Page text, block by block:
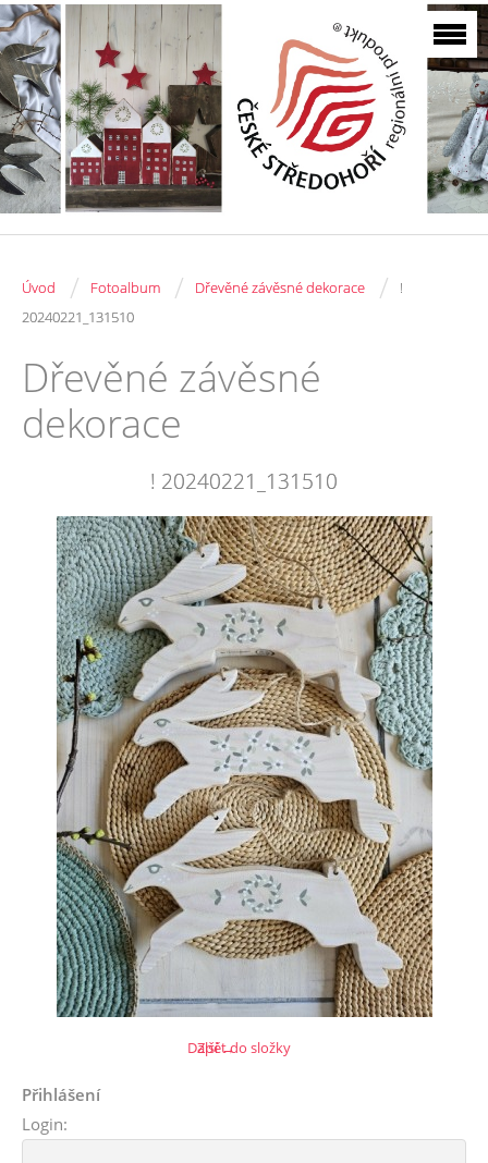
Úvod / Fotoalbum / Dřevěné závěsné dekorace /
!
20240221_131510
Dřevěné závěsné
dekorace
! 20240221_131510
Další →
Zpět do složky
Přihlášení
Login: